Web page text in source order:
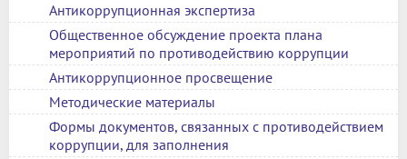
Антикоррупционная экспертиза
Общественное обсуждение проекта плана
мероприятий по противодействию коррупции
Антикоррупционное просвещение
Методические материалы
Формы документов, связанных с противодействием
коррупции, для заполнения